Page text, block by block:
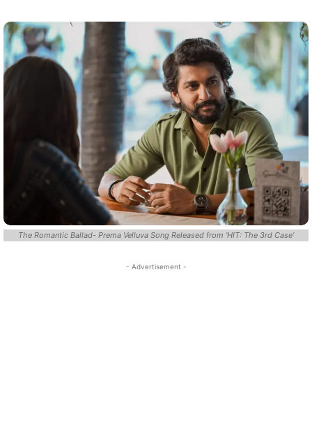
The Romantic Ballad- Prema Velluva Song Released from 'HIT: The 3rd Case'
- Advertisement -